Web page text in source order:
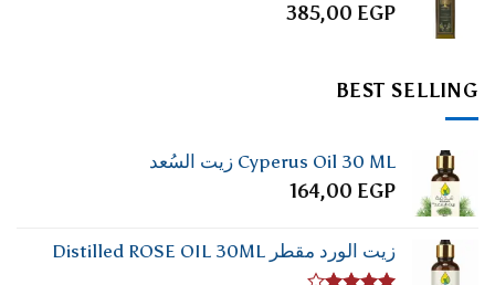
385,00 EGP
BEST SELLING
Cyperus Oil 30 ML زيت السُعد
164,00 EGP
زيت الورد مقطر Distilled ROSE OIL 30ML